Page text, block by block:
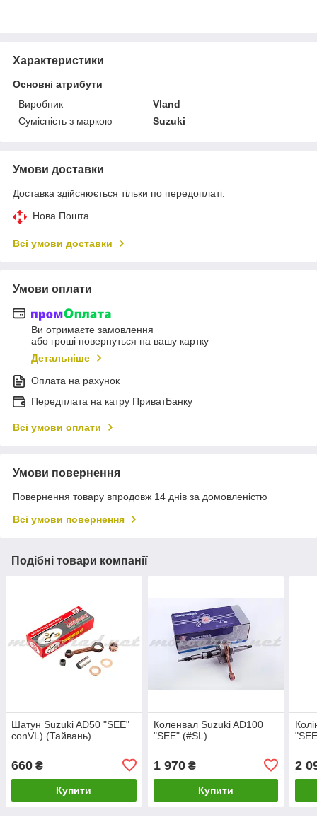
Характеристики
Основні атрибути
Виробник
Vland
Сумісність з маркою
Suzuki
Умови доставки
Доставка здійснюється тільки по передоплаті.
Нова Пошта
Всі умови доставки
Умови оплати
Ви отримаєте замовлення
або гроші повернуться на вашу картку
Детальніше
Оплата на рахунок
Передплата на катру ПриватБанку
Всі умови оплати
Умови повернення
Повернення товару впродовж 14 днів за домовленістю
Всі умови повернення
Подібні товари компанії
Шатун Suzuki AD50 "SEE"
conVL) (Тайвань)
660 ₴
Купити
Коленвал Suzuki AD100
"SEE" (#SL)
1 970₴
Купити
2